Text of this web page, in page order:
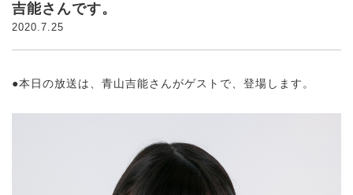
吉能さんです。
2020.7.25
●本日の放送は、青山吉能さんがゲストで、登場します。